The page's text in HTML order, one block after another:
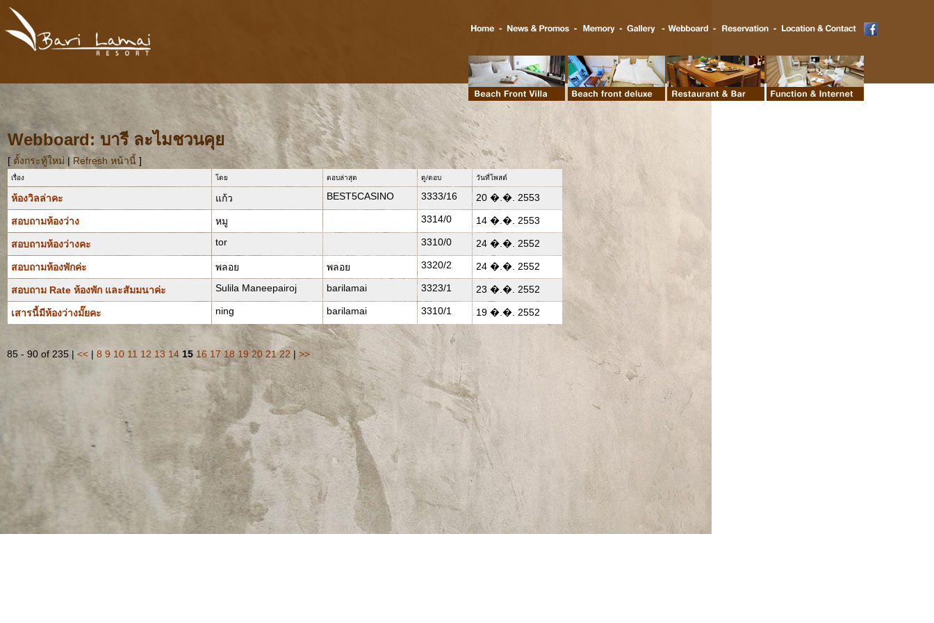
Webboard: บารี ละไมชวนคุย
[ ตั้งกระทู้ใหม่ | Refresh หน้านี้ ]
เรื่อง โดย ตอบล่าสุด ดู/ตอบ วันที่โพสต์
ห้องวิลล่าคะ แก้ว BEST5CASINO 3333/16 20 �.�. 2553
สอบถามห้องว่าง หมู 3314/0 14 �.�. 2553
สอบถามห้องว่างคะ tor 3310/0 24 �.�. 2552
สอบถามห้องพักค่ะ พลอย พลอย 3320/2 24 �.�. 2552
สอบถาม Rate ห้องพัก และสัมมนาค่ะ Sulila Maneepairoj barilamai 3323/1 23 �.�. 2552
เสารนี้มีห้องว่างมั๊ยคะ ning barilamai 3310/1 19 �.�. 2552
85 - 90 of 235 | << | 8 9 10 11 12 13 14 15 16 17 18 19 20 21 22 | >>